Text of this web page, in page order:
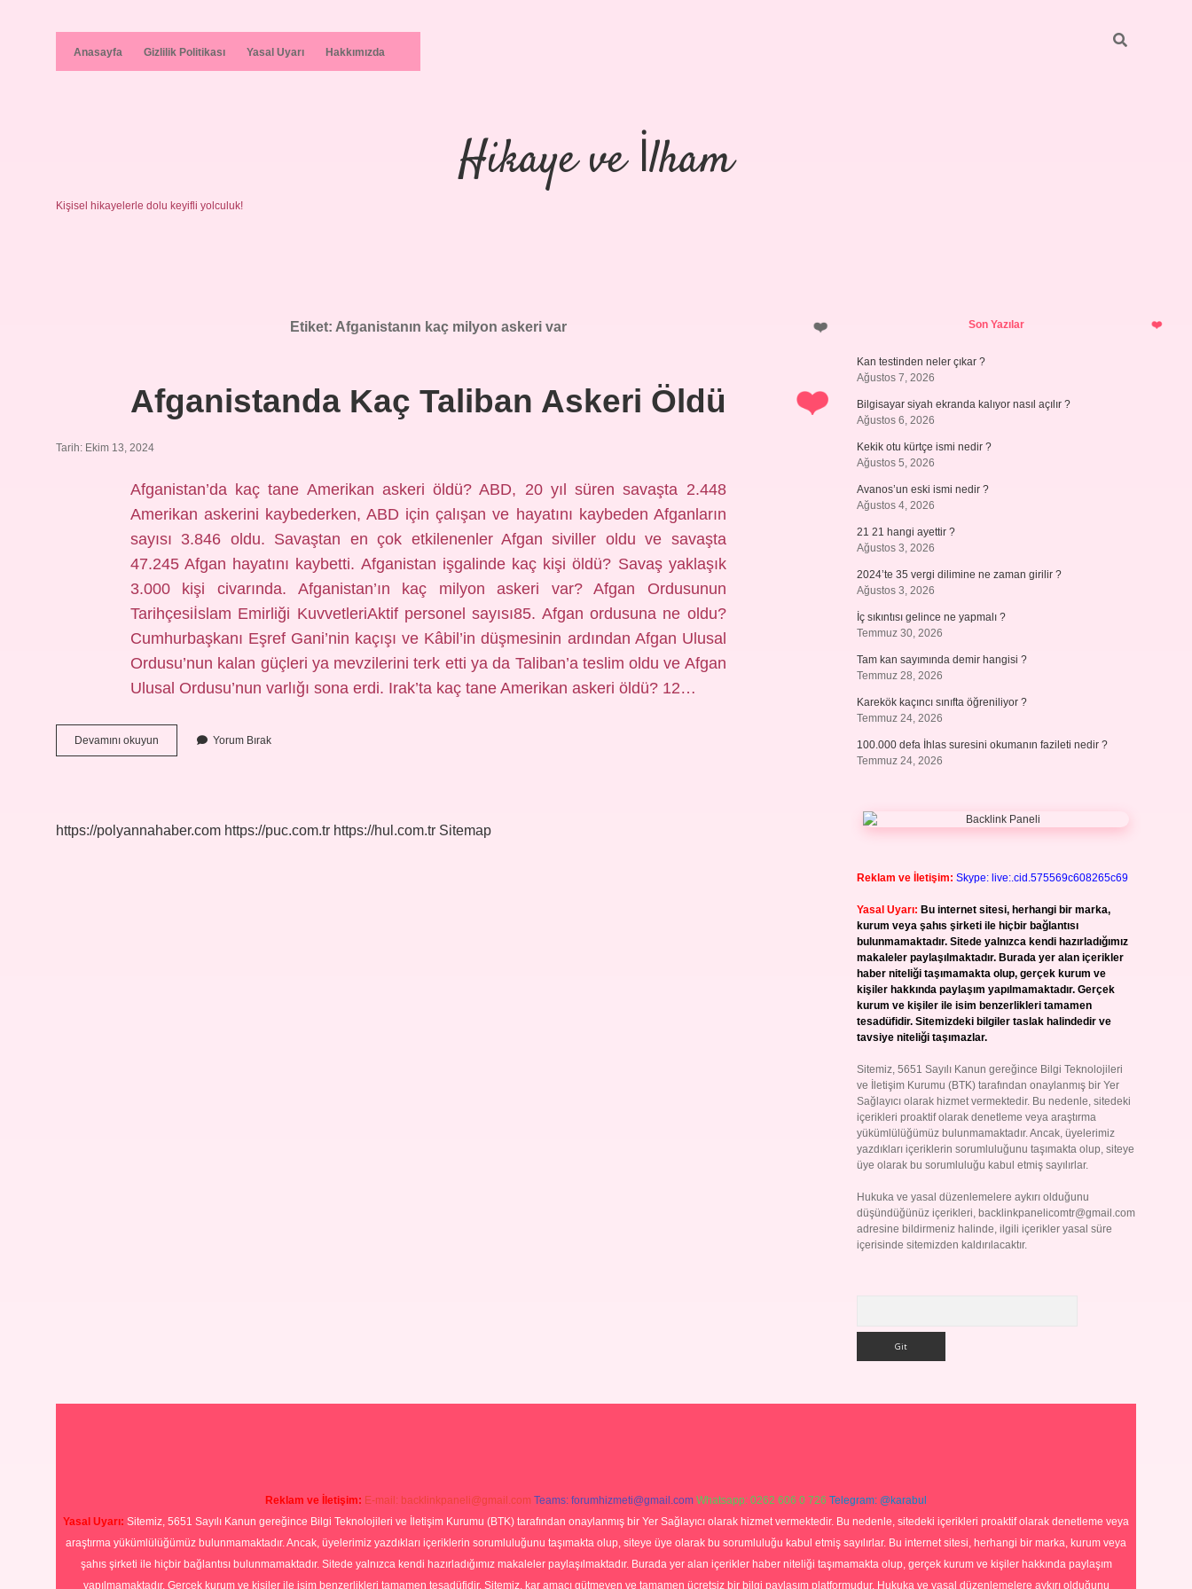
Anasayfa Gizlilik Politikası Yasal Uyarı Hakkımızda
Hikaye ve İlham
Kişisel hikayelerle dolu keyifli yolculuk!
Etiket: Afganistanın kaç milyon askeri var
Afganistanda Kaç Taliban Askeri Öldü
Tarih: Ekim 13, 2024
Afganistan’da kaç tane Amerikan askeri öldü? ABD, 20 yıl süren savaşta 2.448
Amerikan askerini kaybederken, ABD için çalışan ve hayatını kaybeden Afganların
sayısı 3.846 oldu. Savaştan en çok etkilenenler Afgan siviller oldu ve savaşta
47.245 Afgan hayatını kaybetti. Afganistan işgalinde kaç kişi öldü? Savaş yaklaşık
3.000 kişi civarında. Afganistan’ın kaç milyon askeri var? Afgan Ordusunun
Tarihçesiİslam Emirliği KuvvetleriAktif personel sayısı85. Afgan ordusuna ne oldu?
Cumhurbaşkanı Eşref Gani’nin kaçışı ve Kâbil’in düşmesinin ardından Afgan Ulusal
Ordusu’nun kalan güçleri ya mevzilerini terk etti ya da Taliban’a teslim oldu ve Afgan
Ulusal Ordusu’nun varlığı sona erdi. Irak’ta kaç tane Amerikan askeri öldü? 12…
Devamını okuyun Afganistanda
Kaç
Yorum Bırak
https://polyannahaber.com https://puc.com.tr https://hul.com.tr Sitemap
SidebarSon Yazılar
Kan testinden neler çıkar ?
Ağustos 7, 2026
Bilgisayar siyah ekranda kalıyor nasıl açılır ?
Ağustos 6, 2026
Kekik otu kürtçe ismi nedir ?
Ağustos 5, 2026
Avanos’un eski ismi nedir ?
Ağustos 4, 2026
21 21 hangi ayettir ?
Ağustos 3, 2026
2024’te 35 vergi dilimine ne zaman girilir ?
Ağustos 3, 2026
İç sıkıntısı gelince ne yapmalı ?
Temmuz 30, 2026
Tam kan sayımında demir hangisi ?
Temmuz 28, 2026
Karekök kaçıncı sınıfta öğreniliyor ?
Temmuz 24, 2026
100.000 defa İhlas suresini okumanın fazileti nedir ?
Temmuz 24, 2026
Reklam ve İletişim: Skype: live:.cid.575569c608265c69
Yasal Uyarı: Bu internet sitesi, herhangi bir marka,
kurum veya şahıs şirketi ile hiçbir bağlantısı
bulunmamaktadır. Sitede yalnızca kendi hazırladığımız
makaleler paylaşılmaktadır. Burada yer alan içerikler
haber niteliği taşımamakta olup, gerçek kurum ve
kişiler hakkında paylaşım yapılmamaktadır. Gerçek
kurum ve kişiler ile isim benzerlikleri tamamen
tesadüfidir. Sitemizdeki bilgiler taslak halindedir ve
tavsiye niteliği taşımazlar.
Sitemiz, 5651 Sayılı Kanun gereğince Bilgi Teknolojileri
ve İletişim Kurumu (BTK) tarafından onaylanmış bir Yer
Sağlayıcı olarak hizmet vermektedir. Bu nedenle, sitedeki
içerikleri proaktif olarak denetleme veya araştırma
yükümlülüğümüz bulunmamaktadır. Ancak, üyelerimiz
yazdıkları içeriklerin sorumluluğunu taşımakta olup, siteye
üye olarak bu sorumluluğu kabul etmiş sayılırlar.
Hukuka ve yasal düzenlemelere aykırı olduğunu
düşündüğünüz içerikleri, backlinkpanelicomtr@gmail.com
adresine bildirmeniz halinde, ilgili içerikler yasal süre
içerisinde sitemizden kaldırılacaktır.
Reklam ve İletişim: E-mail: backlinkpaneli@gmail.com Teams: forumhizmeti@gmail.com Whatsapp: 0262 606 0 726 Telegram: @karabul
Yasal Uyarı: Sitemiz, 5651 Sayılı Kanun gereğince Bilgi Teknolojileri ve İletişim Kurumu (BTK) tarafından onaylanmış bir Yer Sağlayıcı olarak hizmet vermektedir. Bu nedenle, sitedeki içerikleri proaktif olarak denetleme veya
araştırma yükümlülüğümüz bulunmamaktadır. Ancak, üyelerimiz yazdıkları içeriklerin sorumluluğunu taşımakta olup, siteye üye olarak bu sorumluluğu kabul etmiş sayılırlar. Bu internet sitesi, herhangi bir marka, kurum veya
şahıs şirketi ile hiçbir bağlantısı bulunmamaktadır. Sitede yalnızca kendi hazırladığımız makaleler paylaşılmaktadır. Burada yer alan içerikler haber niteliği taşımamakta olup, gerçek kurum ve kişiler hakkında paylaşım
yapılmamaktadır. Gerçek kurum ve kişiler ile isim benzerlikleri tamamen tesadüfidir. Sitemiz, kar amacı gütmeyen ve tamamen ücretsiz bir bilgi paylaşım platformudur. Hukuka ve yasal düzenlemelere aykırı olduğunu